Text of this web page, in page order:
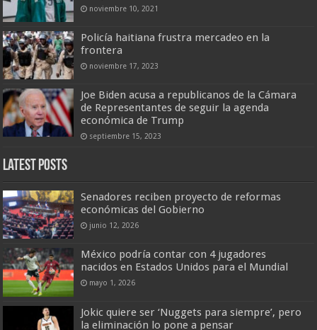
noviembre 10, 2021
Policía haitiana frustra mercadeo en la
frontera
noviembre 17, 2023
Joe Biden acusa a republicanos de la Cámara
de Representantes de seguir la agenda
económica de Trump
septiembre 15, 2023
Latest Posts
Senadores reciben proyecto de reformas
económicas del Gobierno
junio 12, 2026
México podría contar con 4 jugadores
nacidos en Estados Unidos para el Mundial
mayo 1, 2026
Jokic quiere ser ‘Nuggets para siempre’, pero
la eliminación lo pone a pensar